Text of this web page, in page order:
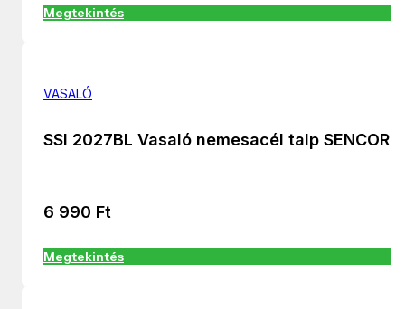
Megtekintés
VASALÓ
SSI 2027BL Vasaló nemesacél talp SENCOR
6 990 Ft
Megtekintés